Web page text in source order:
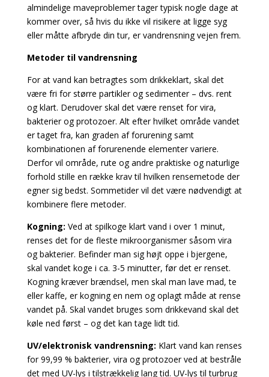
almindelige maveproblemer tager typisk nogle dage at
kommer over, så hvis du ikke vil risikere at ligge syg
eller måtte afbryde din tur, er vandrensning vejen frem.
Metoder til vandrensning
For at vand kan betragtes som drikkeklart, skal det
være fri for større partikler og sedimenter – dvs. rent
og klart. Derudover skal det være renset for vira,
bakterier og protozoer. Alt efter hvilket område vandet
er taget fra, kan graden af forurening samt
kombinationen af forurenende elementer variere.
Derfor vil område, rute og andre praktiske og naturlige
forhold stille en række krav til hvilken rensemetode der
egner sig bedst. Sommetider vil det være nødvendigt at
kombinere flere metoder.
Kogning: Ved at spilkoge klart vand i over 1 minut,
renses det for de fleste mikroorganismer såsom vira
og bakterier. Befinder man sig højt oppe i bjergene,
skal vandet koge i ca. 3-5 minutter, før det er renset.
Kogning kræver brændsel, men skal man lave mad, te
eller kaffe, er kogning en nem og oplagt måde at rense
vandet på. Skal vandet bruges som drikkevand skal det
køle ned først – og det kan tage lidt tid.
UV/elektronisk vandrensning: Klart vand kan renses
for 99,99 % bakterier, vira og protozoer ved at bestråle
det med UV-lys i tilstrækkelig lang tid. UV-lys til turbrug